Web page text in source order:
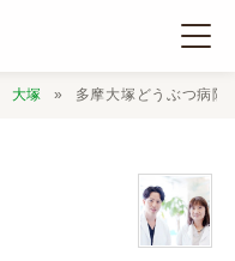
大塚 多摩大塚どうぶつ病院